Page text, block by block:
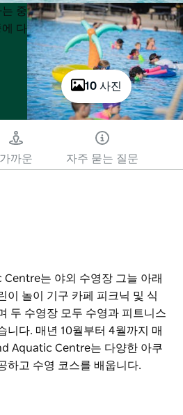
10 사진
중
에 다
가까운 자주 묻는 질문
는 야외 수영장 그늘 아래
이 놀이 기구 카페 피크닉 및 식
두 수영장 모두 수영과 피트니스
니다. 매년 10월부터 4월까지 매
Aquatic Centre는 다양한 아쿠
하고 수영 코스를 배웁니다.
이 놀이 기구 카페 피크닉 및 식